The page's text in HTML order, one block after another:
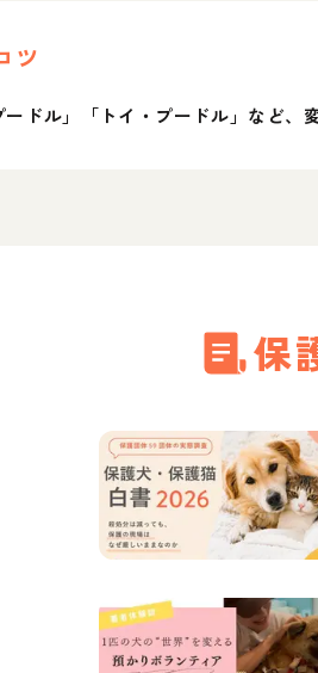
ツ
ードル」「トイ・プードル」など、
保